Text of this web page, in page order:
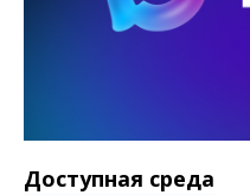
Доступная среда